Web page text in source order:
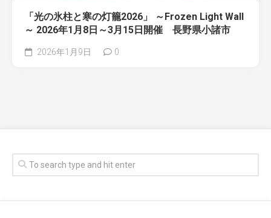
「光の氷柱と寒の灯籠2026」 ～Frozen Light Wall
～ 2026年1月8日～3月15日開催 長野県小諸市
2026年1月9日 0